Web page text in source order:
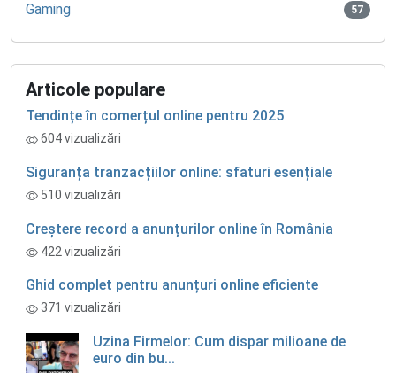
Gaming 57
Articole populare
Tendințe în comerțul online pentru 2025
604 vizualizări
Siguranța tranzacțiilor online: sfaturi esențiale
510 vizualizări
Creștere record a anunțurilor online în România
422 vizualizări
Ghid complet pentru anunțuri online eficiente
371 vizualizări
Uzina Firmelor: Cum dispar milioane de
euro din bu...